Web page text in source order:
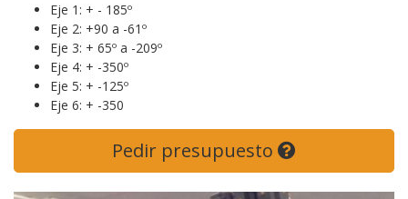
Eje 1: + - 185º
Eje 2: +90 a -61º
Eje 3: + 65º a -209º
Eje 4: + -350º
Eje 5: + -125º
Eje 6: + -350
Pedir presupuesto